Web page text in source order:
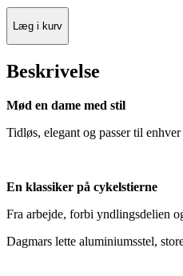
Læg i kurv
Beskrivelse
Mød en dame med stil
Tidløs, elegant og passer til
En klassiker på cykelstierne
Fra arbejde, forbi yndlingsdelien
Dagmars lette aluminiumsstel,